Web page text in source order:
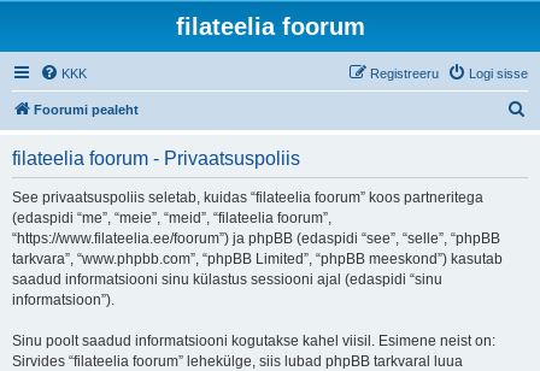
filateelia foorum
KKK Logi sisse
Registreeru
Foorumi pealeht
filateelia foorum - Privaatsuspoliis
See privaatsuspoliis seletab, kuidas “filateelia foorum” koos partneritega
(edaspidi “me”, “meie”, “meid”, “filateelia foorum”,
“https://www.filateelia.ee/foorum”) ja phpBB (edaspidi “see”, “selle”, “phpBB
tarkvara”, “www.phpbb.com”, “phpBB Limited”, “phpBB meeskond”) kasutab
saadud informatsiooni sinu külastus sessiooni ajal (edaspidi “sinu
informatsioon”).
Sinu poolt saadud informatsiooni kogutakse kahel viisil. Esimene neist on:
Sirvides “filateelia foorum” lehekülge, siis lubad phpBB tarkvaral luua